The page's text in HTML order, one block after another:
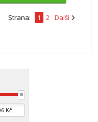
Strana: 1 2 Další